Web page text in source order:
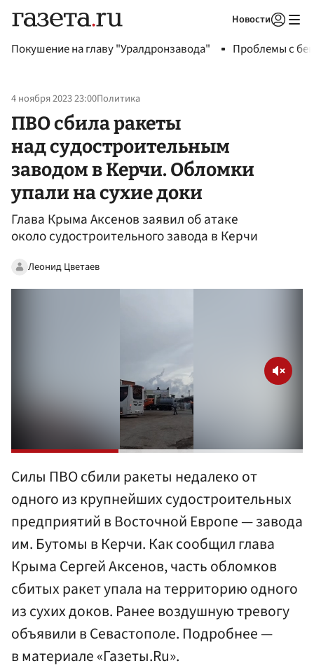
Новости
Покушение на главу "Уралдронзавода" Проблемы с
4 ноября 2023 23:00Политика
ПВО сбила ракеты
над судостроительным
заводом в Керчи. Обломки
упали на сухие доки
Глава Крыма Аксенов заявил об атаке
около судостроительного завода в Керчи
Леонид Цветаев
Силы ПВО сбили ракеты недалеко от
одного из крупнейших судостроительных
предприятий в Восточной Европе — завода
им. Бутомы в Керчи. Как сообщил глава
Крыма Сергей Аксенов, часть обломков
сбитых ракет упала на территорию одного
из сухих доков. Ранее воздушную тревогу
объявили в Севастополе. Подробнее —
в материале «Газеты.Ru».